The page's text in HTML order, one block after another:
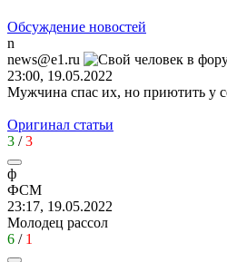
Обсуждение новостей
n
news@e1.ru
23:00, 19.05.2022
Мужчина спас их, но приютить у
Оригинал статьи
3 /3
ф
ФСМ
23:17, 19.05.2022
Молодец рассол
6 / 1